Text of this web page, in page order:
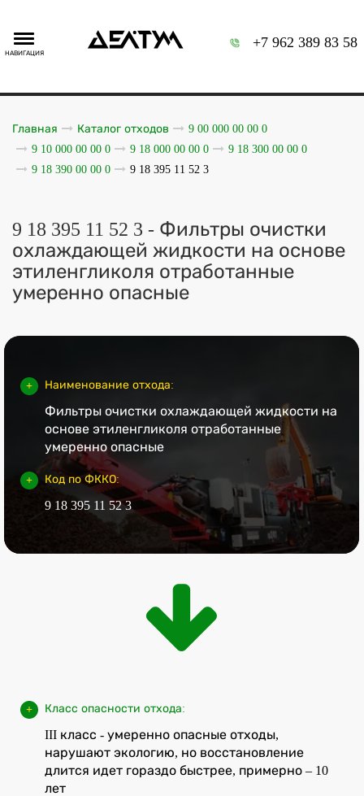
НАВИГАЦИЯ
+7 962 389 83 58
Главная Каталог отходов
9 00 000 00 00 0
9 10 000 00 00 0
9 18 000 00 00 0
9 18 300 00 00 0
9 18 390 00 00 0
9 18 395 11 52 3
9 18 395 11 52 3 - Фильтры очистки
охлаждающей жидкости на основе
этиленгликоля отработанные
умеренно опасные
Наименование отхода:
Фильтры очистки охлаждающей жидкости на
основе этиленгликоля отработанные
умеренно опасные
Код по ФККО:
9 18 395 11 52 3
Класс опасности отхода:
III класс - умеренно опасные отходы,
нарушают экологию, но восстановление
длится идет гораздо быстрее, примерно – 10
лет